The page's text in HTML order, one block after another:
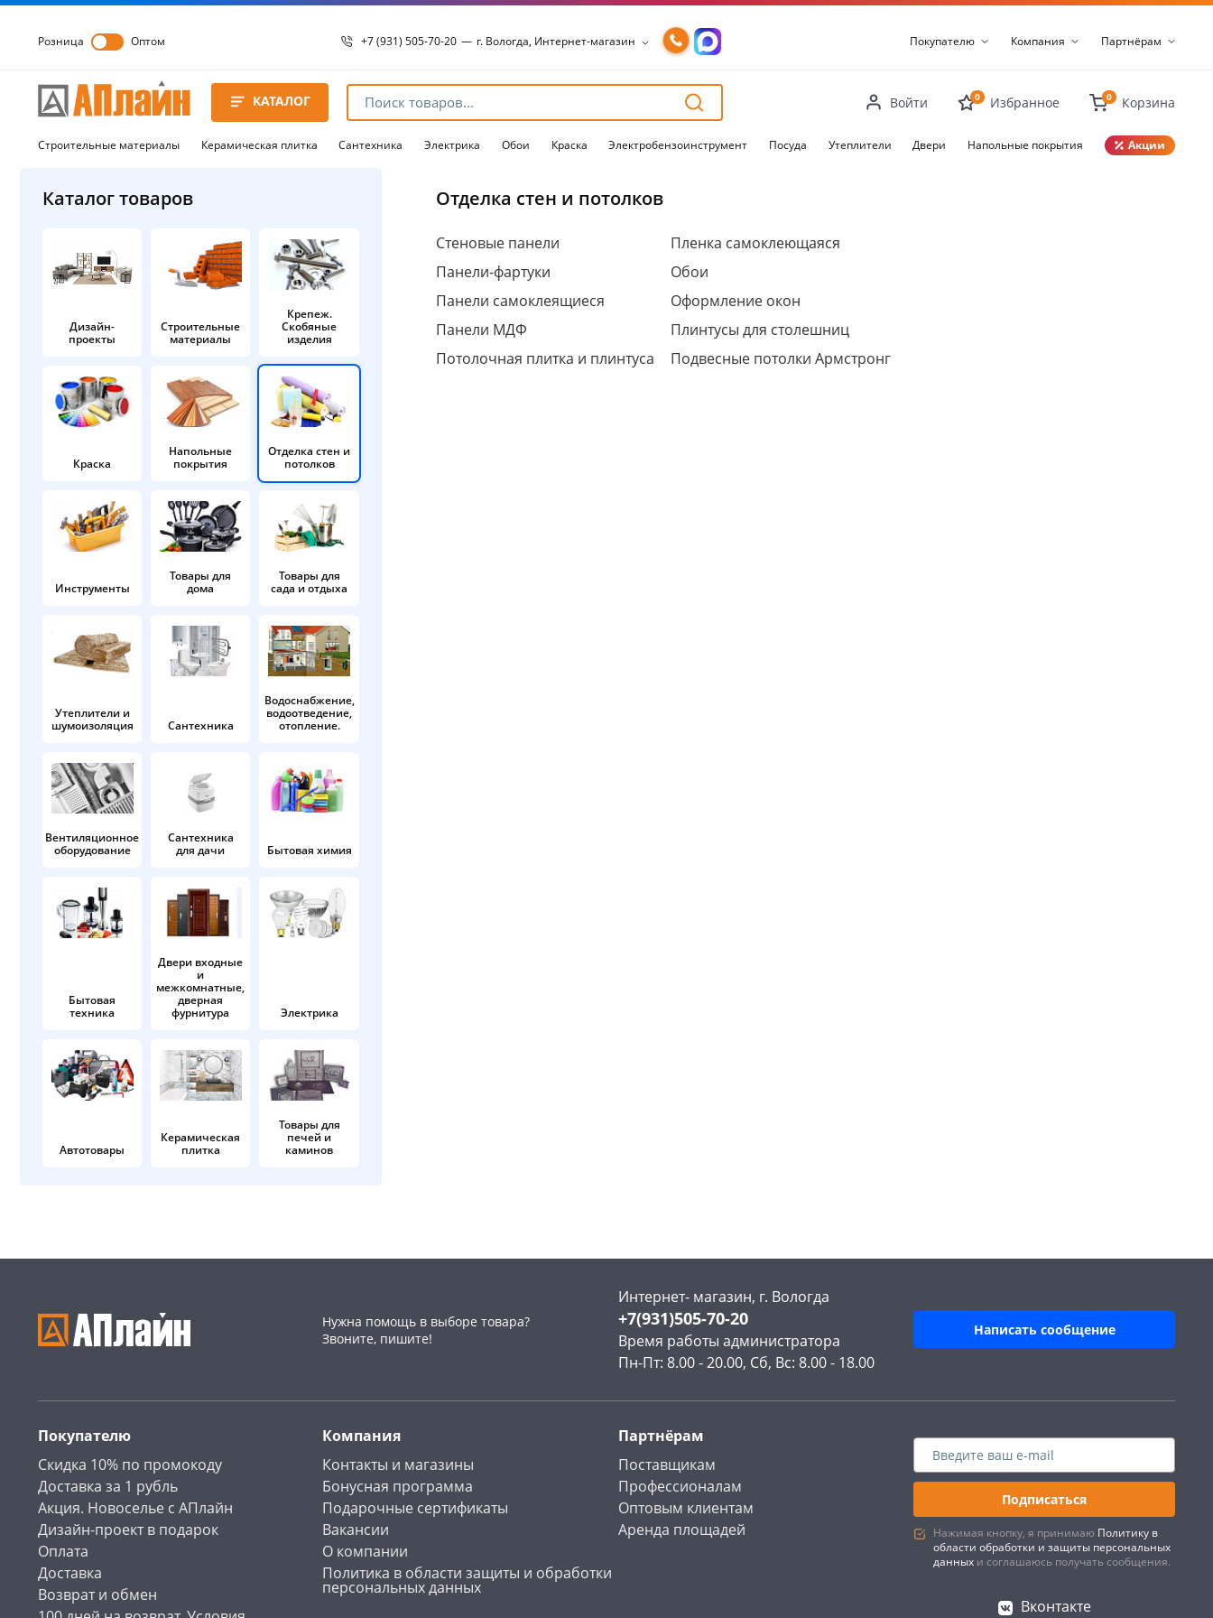
Розница Оптом +7 (931) 505-70-20 — г. Вологда, Интернет-магазин
8 8172 54-15-98
8 8172 54-15-96
г. Вологда, Пошехонское ш., 18
Покупателю Компания Партнёрам
КАТАЛОГ Войти 0 Избранное 0 Корзина
Строительные материалы Керамическая плитка Сантехника Электрика Обои Краска Электробензоинструмент Посуда Утеплители Двери Напольные покрытия Акции
Каталог товаров
Дизайн-
проекты
Строительные
материалы
Крепеж.
Скобяные
изделия
Краска
Напольные
покрытия
Отделка стен и
потолков
Инструменты
Товары для
дома
Товары для
сада и отдыха
Утеплители и
шумоизоляция
Сантехника
Водоснабжение,
водоотведение,
отопление.
Вентиляционное
оборудование
Сантехника
для дачи
Бытовая химия
Бытовая
техника
Двери входные
и
межкомнатные,
дверная
фурнитура
Электрика
Автотовары
Керамическая
плитка
Товары для
печей и
каминов
Отделка стен и потолков
Стеновые панели
Панели-фартуки
Панели самоклеящиеся
Панели МДФ
Потолочная плитка и плинтуса
Пленка самоклеющаяся
Обои
Оформление окон
Плинтусы для столешниц
Подвесные потолки Армстронг
Нужна помощь в выборе товара?
Звоните, пишите!
Интернет- магазин, г. Вологда
+7(931)505-70-20
Время работы администратора
Пн-Пт: 8.00 - 20.00, Сб, Вс: 8.00 - 18.00
Написать сообщение
Покупателю
Скидка 10% по промокоду
Доставка за 1 рубль
Акция. Новоселье с АПлайн
Дизайн-проект в подарок
Оплата
Доставка
Возврат и обмен
Компания
Контакты и магазины
Бонусная программа
Подарочные сертификаты
Вакансии
О компании
Политика в области защиты и обработки
персональных данных
Партнёрам
Поставщикам
Профессионалам
Оптовым клиентам
Аренда площадей
Подписаться
Нажимая кнопку, я принимаю Политику в
области обработки и защиты персональных
данных и соглашаюсь получать сообщения.
Вконтакте
Для клиентов всех банков
Разбейтеоплату
на частибез переплат
раз в 2 недели